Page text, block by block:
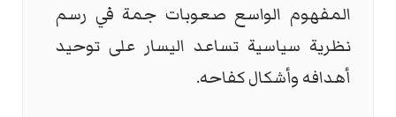
المفهوم الواسع صعوبات جمة في رسم
نظرية سياسية تساعد اليسار على توحيد
أهدافه وأشكال كفاحه.